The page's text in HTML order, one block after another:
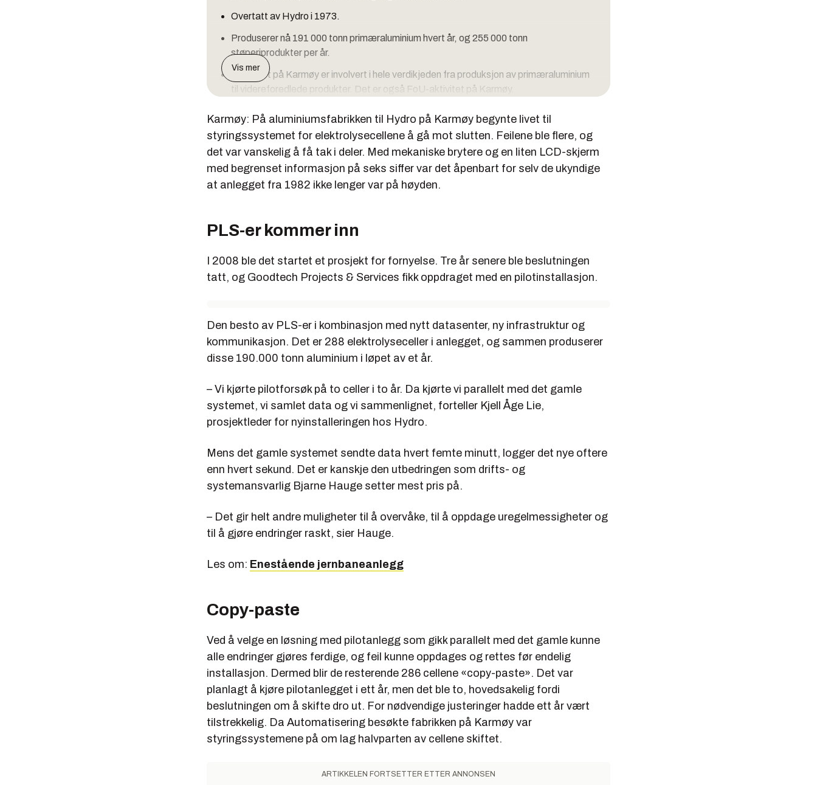
Overtatt av Hydro i 1973.
Produserer nå 191 000 tonn primæraluminium hvert år, og 255 000 tonn
støperiprodukter per år.
Anlegget på Karmøy er involvert i hele verdikjeden fra produksjon av primæraluminium
til videreforedlede produkter. Det er også FoU-aktivitet på Karmøy.
Europas største anlegg.
Verdens reneste aluminiumsverk
Det er nå besluttet at Hydro skal investere 3.9 milliarder kroner i nok en
produksjonslinje med 60 elektrolyseceller.
Dette har vært testet i et forsøksanlegg i Årdal.
Målet er å redusere energibruken til 12,3 kWh per kilo produsert aluminium. Det skal gi
2 -avtrykk enn noe annet aluminiumsverk.
Vis mer
Karmøy: På aluminiumsfabrikken til Hydro på Karmøy begynte livet til
styringssystemet for elektrolysecellene å gå mot slutten. Feilene ble flere, og
det var vanskelig å få tak i deler. Med mekaniske brytere og en liten LCD-skjerm
med begrenset informasjon på seks siffer var det åpenbart for selv de ukyndige
at anlegget fra 1982 ikke lenger var på høyden.
PLS-er kommer inn
I 2008 ble det startet et prosjekt for fornyelse. Tre år senere ble beslutningen
tatt, og Goodtech Projects & Services fikk oppdraget med en pilotinstallasjon.
Den besto av PLS-er i kombinasjon med nytt datasenter, ny infrastruktur og
kommunikasjon. Det er 288 elektrolyseceller i anlegget, og sammen produserer
disse 190.000 tonn aluminium i løpet av et år.
– Vi kjørte pilotforsøk på to celler i to år. Da kjørte vi parallelt med det gamle
systemet, vi samlet data og vi sammenlignet, forteller Kjell Åge Lie,
prosjektleder for nyinstalleringen hos Hydro.
Mens det gamle systemet sendte data hvert femte minutt, logger det nye oftere
enn hvert sekund. Det er kanskje den utbedringen som drifts- og
systemansvarlig Bjarne Hauge setter mest pris på.
– Det gir helt andre muligheter til å overvåke, til å oppdage uregelmessigheter og
til å gjøre endringer raskt, sier Hauge.
Les om: Enestående jernbaneanlegg
Copy-paste
Ved å velge en løsning med pilotanlegg som gikk parallelt med det gamle kunne
alle endringer gjøres ferdige, og feil kunne oppdages og rettes før endelig
installasjon. Dermed blir de resterende 286 cellene «copy-paste». Det var
planlagt å kjøre pilotanlegget i ett år, men det ble to, hovedsakelig fordi
beslutningen om å skifte dro ut. For nødvendige justeringer hadde ett år vært
tilstrekkelig. Da Automatisering besøkte fabrikken på Karmøy var
styringssystemene på om lag halvparten av cellene skiftet.
ARTIKKELEN FORTSETTER ETTER ANNONSEN